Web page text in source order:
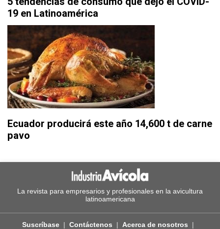
19 en Latinoamérica
Ecuador producirá este año 14,600 t de carne
pavo
La revista para empresarios y profesionales en la avicultura
latinoamericana
Suscríbase Contáctenos Acerca de nosotros